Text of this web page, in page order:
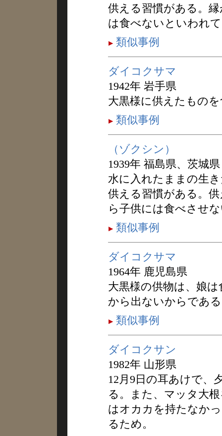
供える習慣がある。
は食べないといわれ
類似事例
ダイコクサマ
1942年 岩手県
大黒様に供えたもの
類似事例
（ゾクシン）
1939年 福島県、茨城県
水に入れたままの生
供える習慣がある。
ら子供には食べさせ
類似事例
ダイコクサマ
1964年 鹿児島県
大黒様の供物は、娘
から出ないからであ
類似事例
ダイコクサン
1982年 山形県
12月9日の耳あけで、
る。また、マッタ大
はオカカを持たなか
るため。